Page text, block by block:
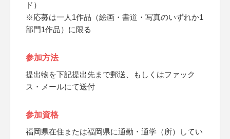
ド）
※応募は一人1作品（絵画・書道・写真のいずれか1
部門1作品）に限る
参加方法
提出物を下記提出先まで郵送、もしくはファック
ス・メールにて送付
参加資格
福岡県在住または福岡県に通勤・通学（所）してい